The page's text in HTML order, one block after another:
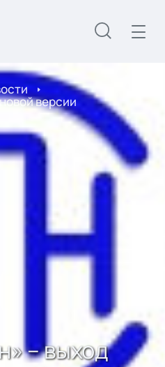
версии
– выход